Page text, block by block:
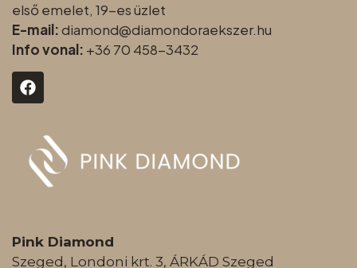
első emelet, 19-es üzlet
E-mail:diamond@diamondoraekszer.hu
Info vonal: +36 70 458-3432
Pink Diamond
Szeged, Londoni krt. 3, ÁRKÁD Szeged